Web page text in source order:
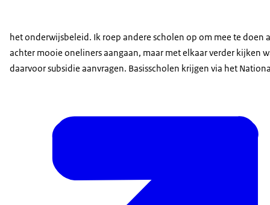
het onderwijsbeleid. Ik roep andere scholen op om mee te
achter mooie oneliners aangaan, maar met elkaar verder kijken
daarvoor subsidie aanvragen. Basisscholen krijgen via het